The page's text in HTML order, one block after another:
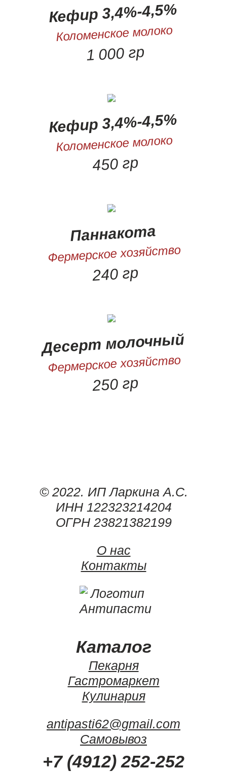
Кефир 3,4%-4,5%
Коломенское молоко
1 000 гр
Кефир 3,4%-4,5%
Коломенское молоко
450 гр
Паннакота
Фермерское хозяйство
240 гр
Десерт молочный
Фермерское хозяйство
250 гр
© 2022. ИП Ларкина А.С.
ИНН 122323214204
ОГРН 23821382199
О нас
Контакты
Каталог
Пекарня
Гастромаркет
Кулинария
+7 (4912) 252-252
antipasti62@gmail.com
Самовывоз